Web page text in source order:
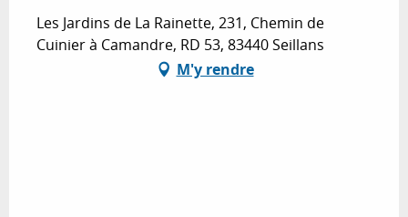
Les Jardins de La Rainette, 231, Chemin de
Cuinier à Camandre, RD 53, 83440 Seillans
M'y rendre